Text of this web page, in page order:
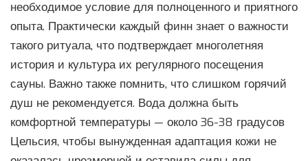
необходимое условие для полноценного и приятного
опыта. Практически каждый финн знает о важности
такого ритуала, что подтверждает многолетняя
история и культура их регулярного посещения
сауны. Важно также помнить, что слишком горячий
душ не рекомендуется. Вода должна быть
комфортной температуры — около 36-38 градусов
Цельсия, чтобы вынужденная адаптация кожи не